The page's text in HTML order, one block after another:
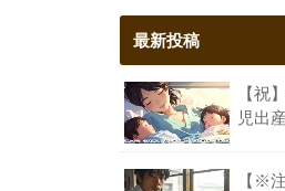
最新投稿
【祝
児出
【※